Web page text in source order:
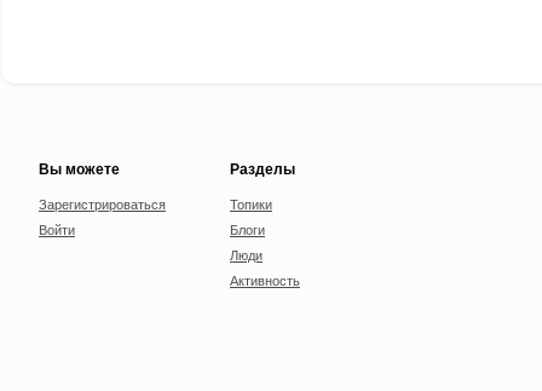
Вы можете
Зарегистрироваться
Войти
Разделы
Топики
Блоги
Люди
Активность